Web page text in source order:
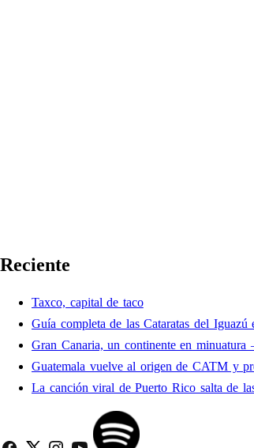
Reciente
Taxco, capital de taco
Guía completa de las Cataratas del
Gran Canaria, un continente en minuatura
Guatemala vuelve al origen de CATM y
La canción viral de Puerto Rico salta de